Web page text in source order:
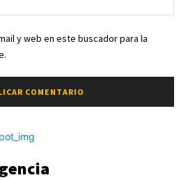
y web en este buscador para la